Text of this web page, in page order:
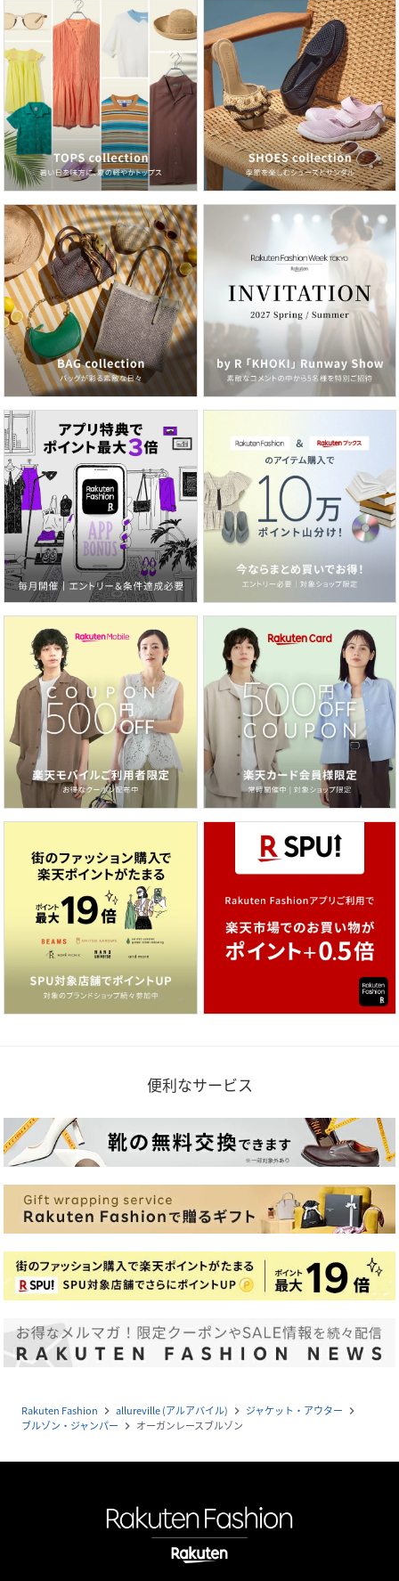
便利なサービス
Rakuten Fashion navigate_next allureville (アルアバイル) navigate_next ジャケット・アウター navigate_next
ブルゾン・ジャンパー navigate_next オーガンレースブルゾン